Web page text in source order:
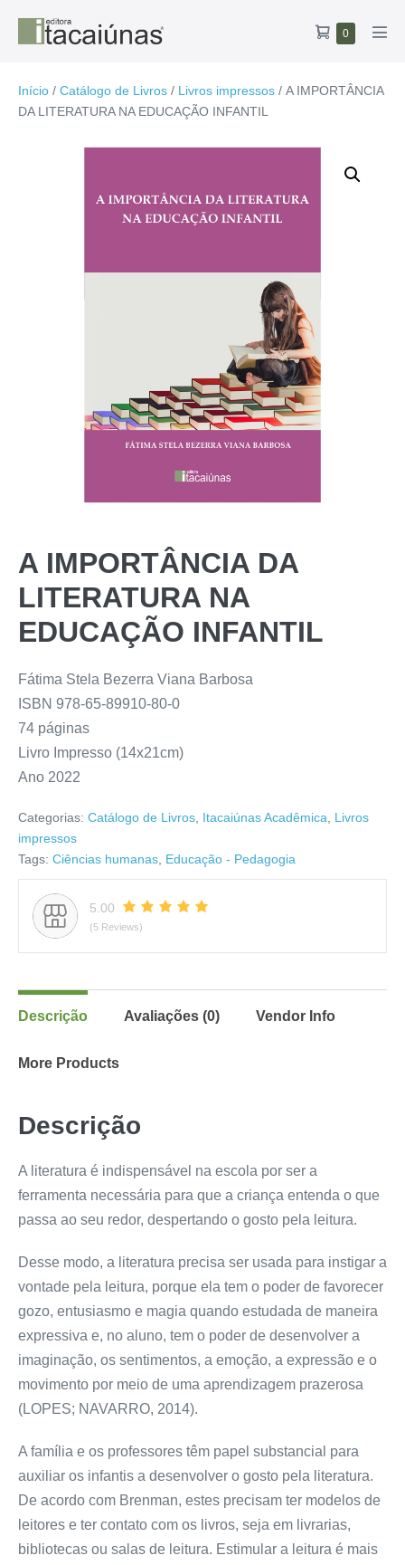
conteúdo
Carrinho
compras
0Itens
Início / Catálogo de Livros / Livros impressos / A IMPORTÂNCIA
DA LITERATURA NA EDUCAÇÃO INFANTIL
A IMPORTÂNCIA DA
LITERATURA NA
EDUCAÇÃO INFANTIL
Fátima Stela Bezerra Viana Barbosa
ISBN 978-65-89910-80-0
74 páginas
Livro Impresso (14x21cm)
Ano 2022
Categorias: Catálogo de Livros, Itacaiúnas Acadêmica, Livros
impressos
Tags: Ciências humanas, Educação - Pedagogia
5.00
(5 Reviews)
Descrição Avaliações (0) Vendor Info
More Products
Descrição
A literatura é indispensável na escola por ser a
ferramenta necessária para que a criança entenda o que
passa ao seu redor, despertando o gosto pela leitura.
Desse modo, a literatura precisa ser usada para instigar a
vontade pela leitura, porque ela tem o poder de favorecer
gozo, entusiasmo e magia quando estudada de maneira
expressiva e, no aluno, tem o poder de desenvolver a
imaginação, os sentimentos, a emoção, a expressão e o
movimento por meio de uma aprendizagem prazerosa
(LOPES; NAVARRO, 2014).
A família e os professores têm papel substancial para
auxiliar os infantis a desenvolver o gosto pela literatura.
De acordo com Brenman, estes precisam ter modelos de
leitores e ter contato com os livros, seja em livrarias,
bibliotecas ou salas de leitura. Estimular a leitura é mais